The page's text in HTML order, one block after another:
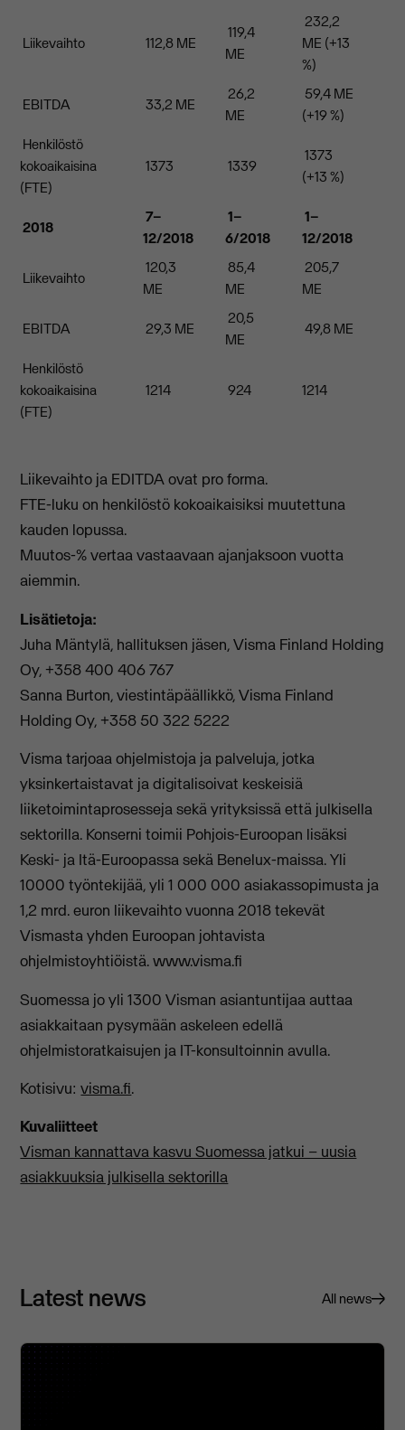
Liikevaihto 112,8 ME
119,4
ME
232,2
ME (+13
%)
EBITDA 33,2 ME
26,2
ME
59,4 ME
(+19 %)
Henkilöstö
kokoaikaisina
(FTE)
1373 1339
1373
(+13 %)
2018
7–
12/2018
1–
6/2018
1–
12/2018
Liikevaihto
120,3
ME
85,4
ME
205,7
ME
EBITDA 29,3 ME
20,5
ME
49,8 ME
Henkilöstö
kokoaikaisina
(FTE)
1214 924 1214
Liikevaihto ja EDITDA ovat pro forma.
FTE-luku on henkilöstö kokoaikaisiksi muutettuna
kauden lopussa.
Muutos-% vertaa vastaavaan ajanjaksoon vuotta
aiemmin.
Lisätietoja:
Juha Mäntylä, hallituksen jäsen, Visma Finland Holding
Oy, +358 400 406 767
Sanna Burton, viestintäpäällikkö, Visma Finland
Holding Oy, +358 50 322 5222
Visma tarjoaa ohjelmistoja ja palveluja, jotka
yksinkertaistavat ja digitalisoivat keskeisiä
liiketoimintaprosesseja sekä yrityksissä että julkisella
sektorilla. Konserni toimii Pohjois-Euroopan lisäksi
Keski- ja Itä-Euroopassa sekä Benelux-maissa. Yli
10000 työntekijää, yli 1 000 000 asiakassopimusta ja
1,2 mrd. euron liikevaihto vuonna 2018 tekevät
Vismasta yhden Euroopan johtavista
ohjelmistoyhtiöistä. www.visma.fi
Suomessa jo yli 1300 Visman asiantuntijaa auttaa
asiakkaitaan pysymään askeleen edellä
ohjelmistoratkaisujen ja IT-konsultoinnin avulla.
Kotisivu:visma.fi.
Kuvaliitteet
Visman kannattava kasvu Suomessa jatkui – uusia
asiakkuuksia julkisella sektorilla
Latest news All news